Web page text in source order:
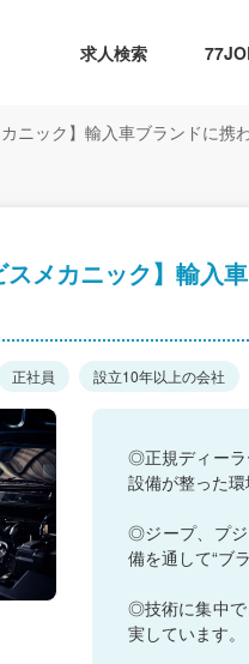
求人検索
ニック】輸入車ブランドに
メカニック】輸入
正社員 設立10年以上の会社
◎正規ディーラ
設備が整った
◎ジープ、プジ
備を通して“ブ
◎技術に集中で
実しています。